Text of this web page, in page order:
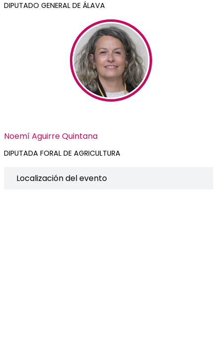
DIPUTADO GENERAL DE ÁLAVA
Noemí Aguirre Quintana
DIPUTADA FORAL DE AGRICULTURA
Localización del evento